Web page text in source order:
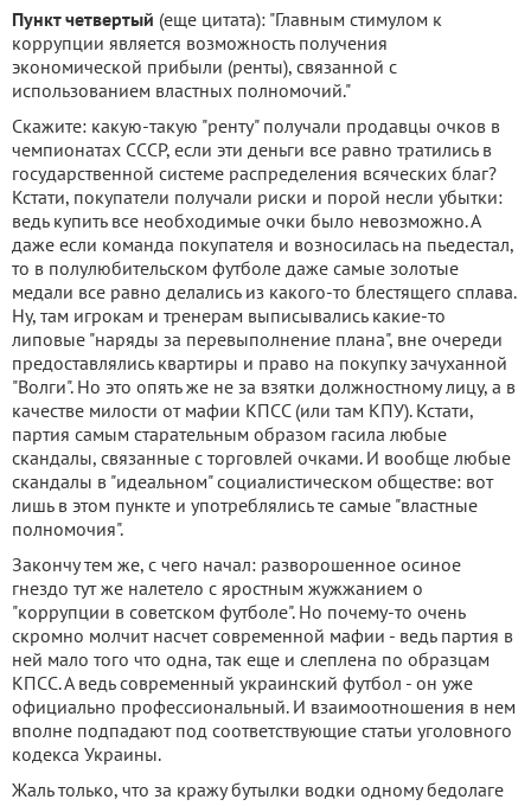
Пункт четвертый (еще цитата): "Главным стимулом к
коррупции является возможность получения
экономической прибыли (ренты), связанной с
использованием властных полномочий."
Скажите: какую-такую "ренту" получали продавцы очков в
чемпионатах СССР, если эти деньги все равно тратились в
государственной системе распределения всяческих благ?
Кстати, покупатели получали риски и порой несли убытки:
ведь купить все необходимые очки было невозможно. А
даже если команда покупателя и возносилась на пьедестал,
то в полулюбительском футболе даже самые золотые
медали все равно делались из какого-то блестящего сплава.
Ну, там игрокам и тренерам выписывались какие-то
липовые "наряды за перевыполнение плана", вне очереди
предоставлялись квартиры и право на покупку зачуханной
"Волги". Но это опять же не за взятки должностному лицу, а в
качестве милости от мафии КПСС (или там КПУ). Кстати,
партия самым старательным образом гасила любые
скандалы, связанные с торговлей очками. И вообще любые
скандалы в "идеальном" социалистическом обществе: вот
лишь в этом пункте и употреблялись те самые "властные
полномочия".
Закончу тем же, с чего начал: разворошенное осиное
гнездо тут же налетело с яростным жужжанием о
"коррупции в советском футболе". Но почему-то очень
скромно молчит насчет современной мафии - ведь партия в
ней мало того что одна, так еще и слеплена по образцам
КПСС. А ведь современный украинский футбол - он уже
официально профессиональный. И взаимоотношения в нем
вполне подпадают под соответствующие статьи уголовного
кодекса Украины.
Жаль только, что за кражу бутылки водки одному бедолаге